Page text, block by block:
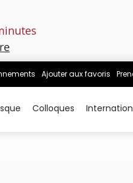
Ajouter aux favoris
Colloques